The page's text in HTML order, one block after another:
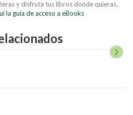
y disfruta tus libros donde quieras.
la guía de acceso a eBooks